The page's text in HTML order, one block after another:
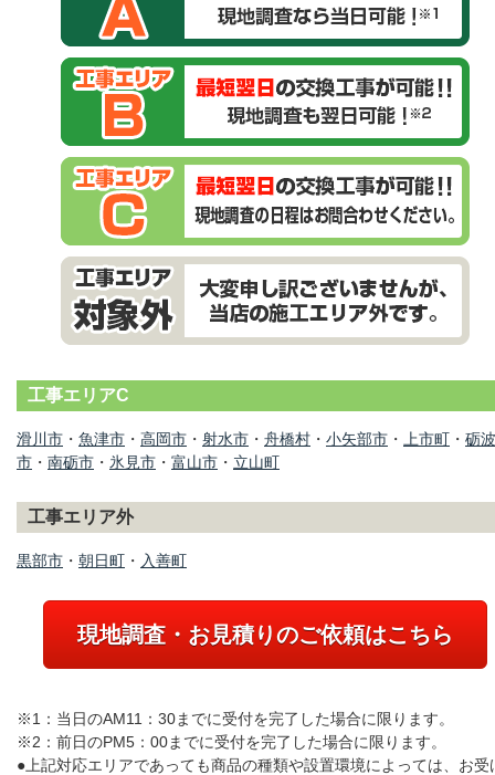
工事エリアC
滑川市 ・ 魚津市 ・ 高岡市 ・ 射水市 ・ 舟橋村 ・ 小矢部市 ・ 上市町 ・ 砺波
市 ・ 南砺市 ・ 氷見市 ・ 富山市 ・ 立山町
工事エリア外
黒部市 ・ 朝日町 ・ 入善町
現地調査・お見積りのご依頼はこちら
※1：当日のAM11：30までに受付を完了した場合に限ります。
※2：前日のPM5：00までに受付を完了した場合に限ります。
●上記対応エリアであっても商品の種類や設置環境によっては、お受